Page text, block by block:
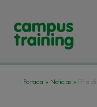
Portada » Noticias » FP a